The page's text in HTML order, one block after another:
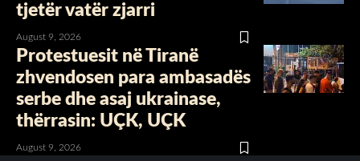
tjetër vatër zjarri
August 9, 2026
Protestuesit në Tiranë
zhvendosen para ambasadës
serbe dhe asaj ukrainase,
thërrasin: UÇK, UÇK
August 9, 2026